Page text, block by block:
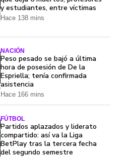
y estudiantes, entre víctimas
Hace 138 mins
NACIÓN
Peso pesado se bajó a última
hora de posesión de De la
Espriella; tenía confirmada
asistencia
Hace 166 mins
FÚTBOL
Partidos aplazados y liderato
compartido: así va la Liga
BetPlay tras la tercera fecha
del segundo semestre